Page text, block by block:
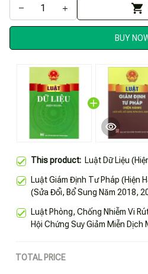
BUY
This product: Luật Dữ Liệu
Luật Giám Định Tư Pháp (Hiện
(Sửa Đổi, Bổ Sung Năm 2018,
Luật Phòng, Chống Nhiễm Vi
Hội Chứng Suy Giảm Miễn Dịch
TOTAL PRICE